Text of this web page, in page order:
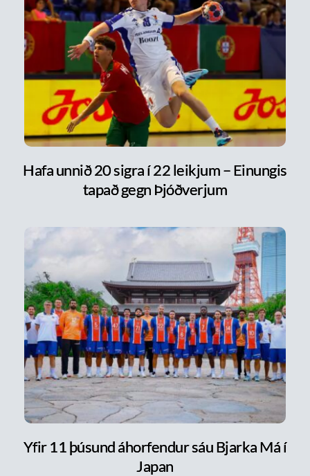
Hafa unnið 20 sigra í 22 leikjum – Einungis
tapað gegn Þjóðverjum
Yfir 11 þúsund áhorfendur sáu Bjarka Má í
Japan